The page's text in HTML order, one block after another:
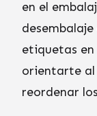
en el
etiquetas en
orientarte al
reordenar